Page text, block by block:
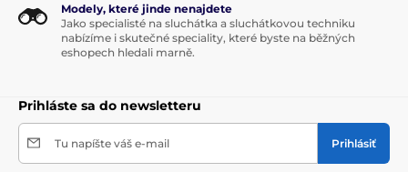
Bluetooth, WiFi, Open APP
a ROON ready
PřehrávačSP3000Mnepostrádá nic z moderní
Modely, které jinde nenajdete
Jako specialisté na sluchátka a sluchátkovou techniku
nabízíme i skutečné speciality, které byste na běžných
eshopech hledali marně.
Prihláste sa do newsletteru
Tu napíšte váš e-mail Prihlásiť